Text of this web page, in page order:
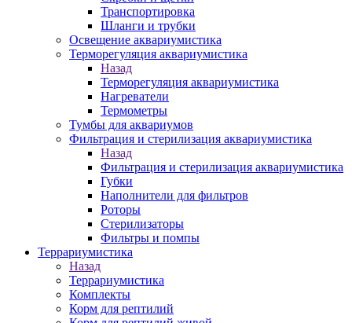
Транспортировка
Шланги и трубки
Освещение аквариумистика
Терморегуляция аквариумистика
Назад
Терморегуляция аквариумистика
Нагреватели
Термометры
Тумбы для аквариумов
Фильтрация и стерилизация аквариумистика
Назад
Фильтрация и стерилизация аквариумистика
Губки
Наполнители для фильтров
Роторы
Стерилизаторы
Фильтры и помпы
Террариумистика
Назад
Террариумистика
Комплекты
Корм для рептилий